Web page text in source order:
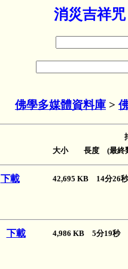
消災吉祥
佛學多媒體資料庫 >
大小 長度 (最終
下載
42,695 KB 14分
下載 4,986 KB 5分19秒